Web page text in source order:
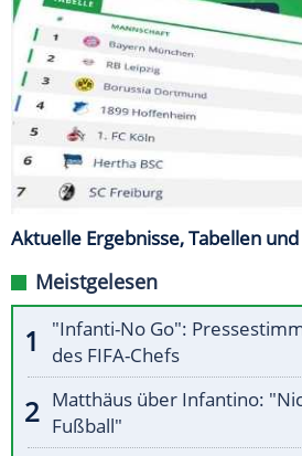
Aktuelle Ergebnisse, Tabellen
Meistgelesen
"Infanti-No Go":
des FIFA-Chefs
Matthäus über Infantino:
Fußball"